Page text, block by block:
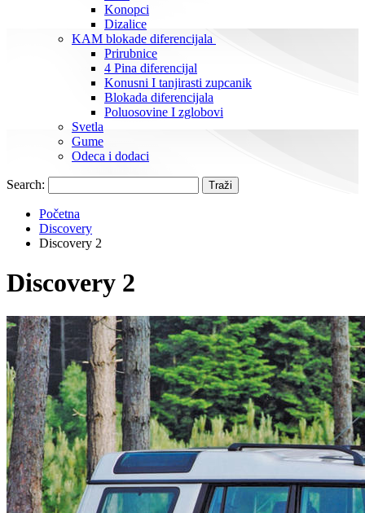
Konopci
Dizalice
KAM blokade diferencijala
Prirubnice
4 Pina diferencijal
Konusni I tanjirasti zupcanik
Blokada diferencijala
Poluosovine I zglobovi
Svetla
Gume
Odeca i dodaci
Search: Traži
Početna
Discovery
Discovery 2
Discovery 2